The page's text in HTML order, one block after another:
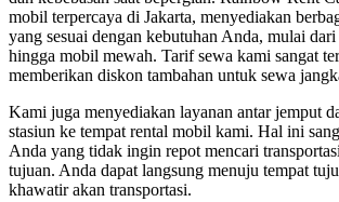
mobil terpercaya di Jakarta, menyediakan
yang sesuai dengan kebutuhan Anda, mulai
hingga mobil mewah. Tarif sewa kami sangat
memberikan diskon tambahan untuk sewa
Kami juga menyediakan layanan antar jemput
stasiun ke tempat rental mobil kami. Hal ini
Anda yang tidak ingin repot mencari
tujuan. Anda dapat langsung menuju tempat
khawatir akan transportasi.